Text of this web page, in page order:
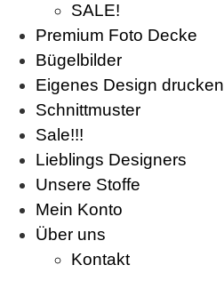
SALE!
Premium Foto Decke
Bügelbilder
Eigenes Design drucken
Schnittmuster
Sale!!!
Lieblings Designers
Unsere Stoffe
Mein Konto
Über uns
Kontakt